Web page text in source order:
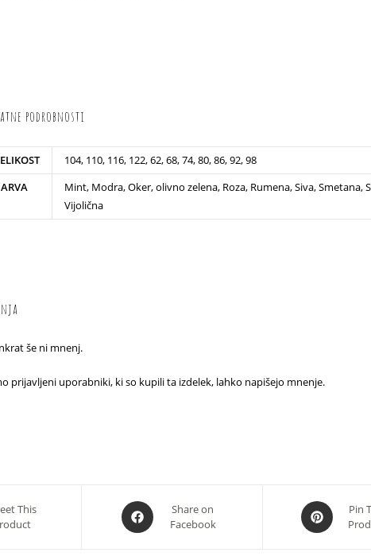
podrobnosti
104, 110, 116, 122, 62, 68, 74, 80, 86, 92, 98
Mint, Modra, Oker, olivno zelena, Roza, Rumena, Siva,
Vijolična
še ni mnenj.
prijavljeni uporabniki, ki so kupili ta izdelek, lahko napišejo mnenje.
This
Opens
in
Share on
Facebook
Opens
in
Pin